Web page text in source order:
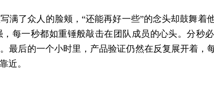
了众人的脸颊，“还能再好一些”的念头却鼓舞着
每一秒都如重锤般敲击在团队成员的心头。分秒
最后的一个小时里，产品验证仍然在反复展开着，
近。